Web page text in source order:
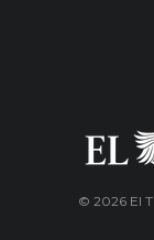
© 2026 El